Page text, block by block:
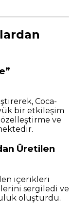
Coca-
bir etkileşim
özelleştirme ve
Üretilen
içerikleri
sergiledi ve
oluşturdu.